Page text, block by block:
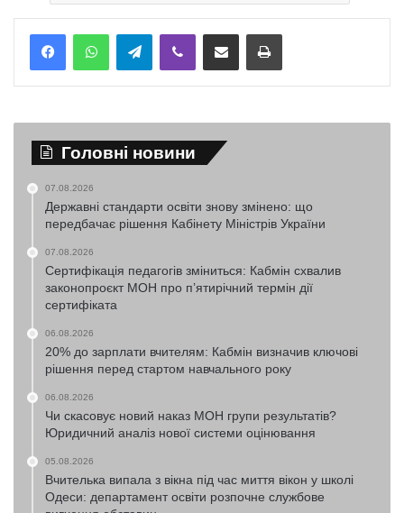
TelegramViber Надіслати електронною поштоюНадрукувати
Головні новини
07.08.2026
Державні стандарти освіти знову змінено: що
передбачає рішення Кабінету Міністрів України
07.08.2026
Сертифікація педагогів зміниться: Кабмін схвалив
законопроєкт МОН про п’ятирічний термін дії
сертифіката
06.08.2026
20% до зарплати вчителям: Кабмін визначив ключові
рішення перед стартом навчального року
06.08.2026
Чи скасовує новий наказ МОН групи результатів?
Юридичний аналіз нової системи оцінювання
05.08.2026
Вчителька випала з вікна під час миття вікон у школі
Одеси: департамент освіти розпочне службове